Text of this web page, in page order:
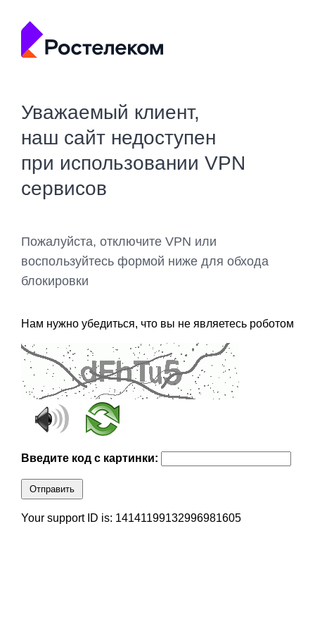
Уважаемый клиент,
наш сайт недоступен
при использовании VPN
сервисов
Пожалуйста, отключите VPN или
воспользуйтесь формой ниже для обхода
блокировки
Нам нужно убедиться, что вы не являетесь роботом
Введите код с картинки:
Отправить
Your support ID is: 14141199132996981605